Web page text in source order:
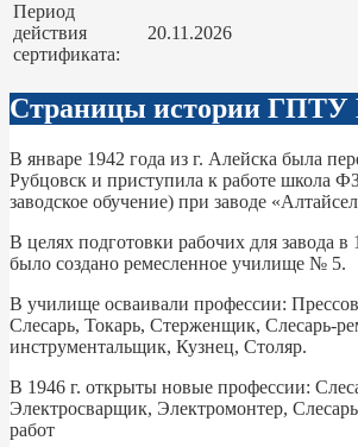
Период
действия
сертификата:
20.11.2026
Страницы истории
В январе 1942 года из г. Алейска была
Рубцовск и приступила к работе школа
заводское обучение) при заводе
В целях подготовки рабочих для завода в
было создано ремесленное училище № 5.
В училище осваивали профессии:
Слесарь, Токарь, Стерженщик, Слесарь-
инструментальщик, Кузнец, Столяр.
В 1946 г. открыты новые профессии:
Электросварщик, Электромонтер,
работ